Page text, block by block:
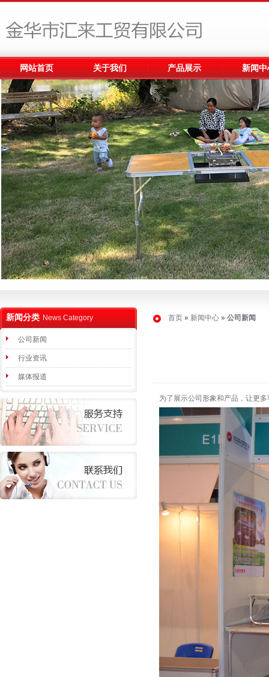
网站首页 关于我们 产品展示 新闻中
新闻分类 News Category
公司新闻
行业资讯
媒体报道
首页 » 新闻中心 » 公司新闻
为了展示公司形象和产品，让更